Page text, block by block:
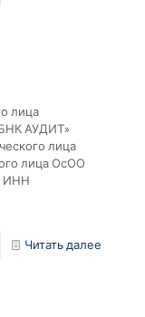
лица
АУДИТ»
лица
лица ОсОО
ИНН
Читать далее